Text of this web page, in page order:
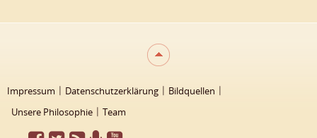
Impressum Datenschutzerklärung
Bildquellen
Unsere Philosophie
Team